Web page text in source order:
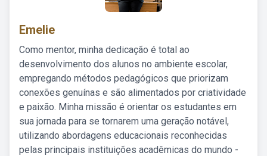
Emelie
Como mentor, minha dedicação é total ao
desenvolvimento dos alunos no ambiente escolar,
empregando métodos pedagógicos que priorizam
conexões genuínas e são alimentados por criatividade
e paixão. Minha missão é orientar os estudantes em
sua jornada para se tornarem uma geração notável,
utilizando abordagens educacionais reconhecidas
pelas principais instituições acadêmicas do mundo -